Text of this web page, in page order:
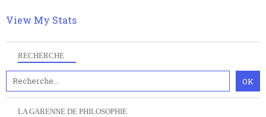
RECHERCHE
LA GARENNE DE PHILOSOPHIE
multiples facteurs et échelles. Ce site contient des
articles pour être apte à un plus grand nombre de
View My Stats